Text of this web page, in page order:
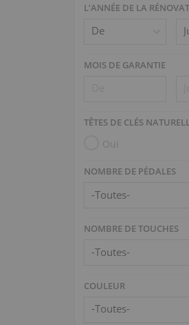
L’ANNÉE DE LA
MOIS DE GARANTIE
TÊTES DE CLÉS
Oui
NOMBRE DE PÉDALES
NOMBRE DE TOUCHES
COULEUR